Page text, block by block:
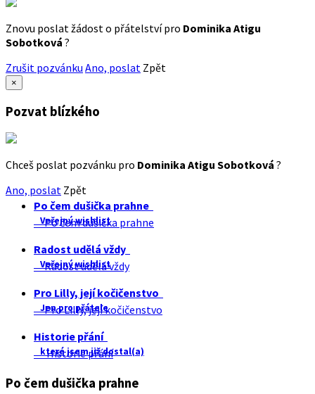
Znovu poslat žádost o přátelství pro Dominika Atigu
Sobotková ?
Zrušit pozvánku Ano, poslat Zpět
×
Pozvat blízkého
Chceš poslat pozvánku pro Dominika Atigu Sobotková ?
Ano, poslat Zpět
Po čem dušička prahne
Veřejný wishlist
Po čem dušička prahne
Radost udělá vždy
Veřejný wishlist
Radost udělá vždy
Pro Lilly, její kočičenstvo
Jen pro přátele
Pro Lilly, její kočičenstvo
Historie přání
které jsem již dostal(a)
Historie přání
Po čem dušička prahne